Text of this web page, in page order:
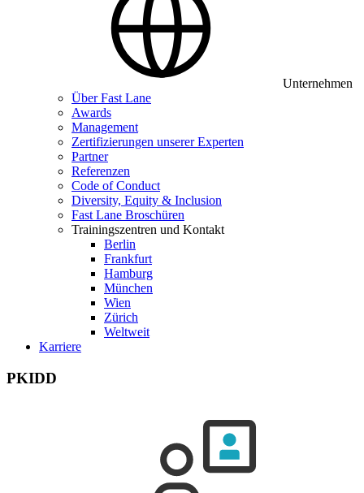
Unternehmen
Über Fast Lane
Awards
Management
Zertifizierungen unserer Experten
Partner
Referenzen
Code of Conduct
Diversity, Equity & Inclusion
Fast Lane Broschüren
Trainingszentren und Kontakt
Berlin
Frankfurt
Hamburg
München
Wien
Zürich
Weltweit
Karriere
PKIDD